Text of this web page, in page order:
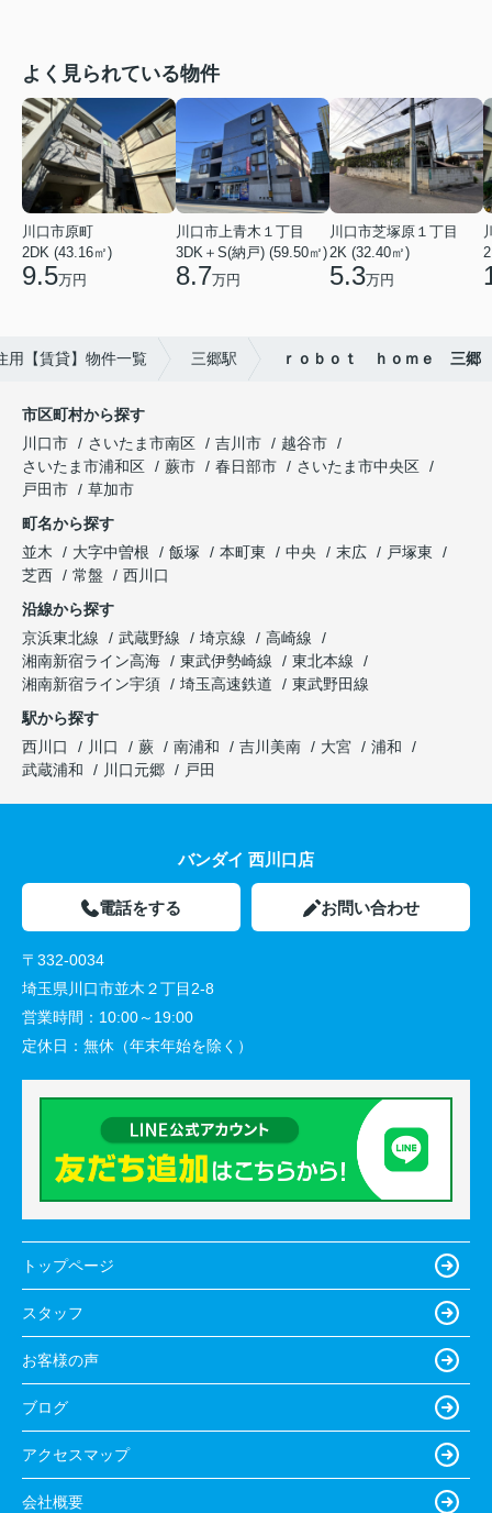
よく見られている物件
川口市原町
2DK (43.16㎡)
9.5万円
川口市上青木１丁目
3DK＋S(納戸) (59.50㎡)
8.7万円
川口市芝塚原１丁目
2K (32.40㎡)
5.3万円
用【賃貸】物件一覧 三郷駅 ｒｏｂｏｔ ｈｏｍｅ 三郷
市区町村から探す
川口市
さいたま市南区 吉川市
越谷市
さいたま市浦和区
蕨市 春日部市
さいたま市中央区
戸田市
草加市
町名から探す
並木
大字中曽根 飯塚 本町東 中央 末広
戸塚東
芝西
常盤
西川口
沿線から探す
京浜東北線
武蔵野線 埼京線
高崎線
湘南新宿ライン高海
東武伊勢崎線
東北本線
湘南新宿ライン宇須
埼玉高速鉄道
東武野田線
駅から探す
西川口
川口 蕨 南浦和 吉川美南 大宮
浦和
武蔵浦和
川口元郷 戸田
バンダイ 西川口店
電話をする お問い合わせ
〒332-0034
埼玉県川口市並木２丁目2-8
営業時間： 10:00～19:00
定休日： 無休（年末年始を除く）
トップページ
スタッフ
お客様の声
ブログ
アクセスマップ
会社概要